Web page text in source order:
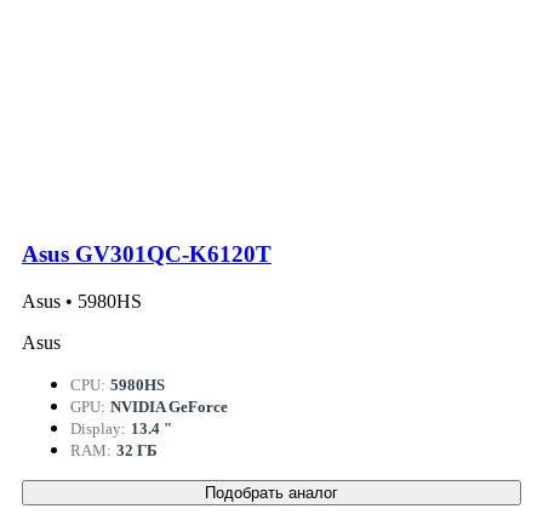
Asus GV301QC-K6120T
Asus • 5980HS
Asus
CPU: 5980HS
GPU: NVIDIA GeForce
Display: 13.4 "
RAM: 32 ГБ
Подобрать аналог